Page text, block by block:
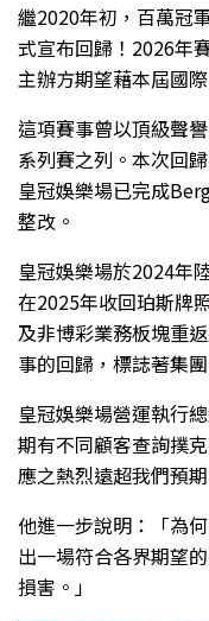
繼2020年初，百萬冠
式宣布回歸！2026年
主辦方期望藉本屆國
這項賽事曾以頂級聲
系列賽之列。本次回
皇冠娛樂場已完成
整改。
皇冠娛樂場於2024年
在2025年收回珀斯牌
及非博彩業務板塊重
事的回歸，標誌著集
皇冠娛樂場營運執行
期有不同顧客查詢撲
應之熱烈遠超我們預期
他進一步說明：「為
出一場符合各界期望
損害。」